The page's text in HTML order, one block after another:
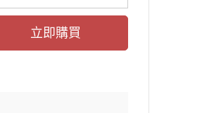
立即購買